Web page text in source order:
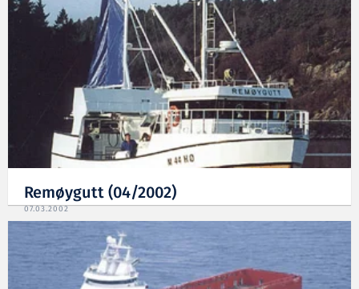
Remøygutt (04/2002)
07.03.2002